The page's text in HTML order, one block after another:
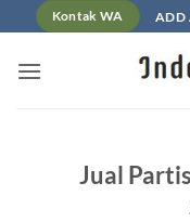
to
content
Kontak WA ADD
Jual